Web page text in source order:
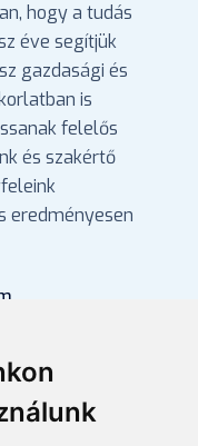
hogy a tudás
éve segítjük
gazdasági és
is
felelős
és szakértő
eredményesen